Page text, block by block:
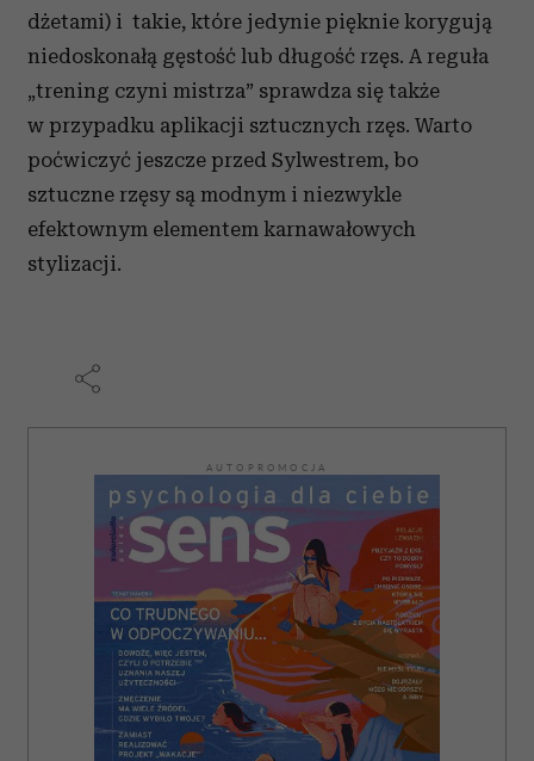
dżetami) i takie, które jedynie pięknie korygują
niedoskonałą gęstość lub długość rzęs. A reguła
„trening czyni mistrza” sprawdza się także
w przypadku aplikacji sztucznych rzęs. Warto
poćwiczyć jeszcze przed Sylwestrem, bo
sztuczne rzęsy są modnym i niezwykle
efektownym elementem karnawałowych
stylizacji.
AUTOPROMOCJA